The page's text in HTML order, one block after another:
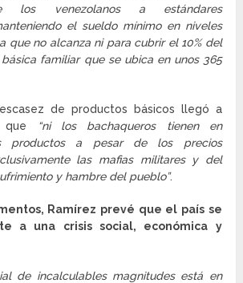
los venezolanos a estándares
el sueldo mínimo en niveles
que no alcanza ni para cubrir el 10% del
familiar que se ubica en unos 365
de productos básicos llegó a
que
“ni los bachaqueros tienen en
productos a pesar de los precios
las mafias militares y del
y hambre del pueblo”.
Ramírez prevé que el país se
a una crisis social, económica y
de incalculables magnitudes está en